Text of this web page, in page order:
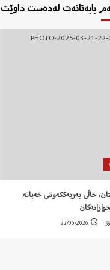
بابەتانەت لەدەست داوێت
خاڵی بەریەککەوتنی خەباتە
22/06/2026